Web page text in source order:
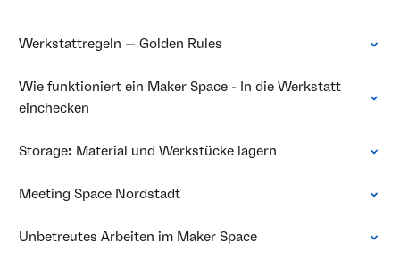
Werkstattregeln — Golden Rules
Wie funktioniert ein Maker Space - In die Werkstatt
einchecken
Storage: Material und Werkstücke lagern
Meeting Space Nordstadt
Unbetreutes Arbeiten im Maker Space